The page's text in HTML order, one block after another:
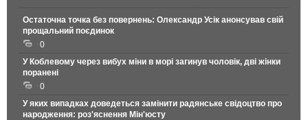
Остаточна точка без повернень: Олександр Усік анонсував свій
прощальний поєдинок
0
У Коблевому через вибух міни в морі загинув чоловік, дві жінки
поранені
0
У яких випадках доведеться замінити радянське свідоцтво про
народження: роз'яснення Мін'юсту